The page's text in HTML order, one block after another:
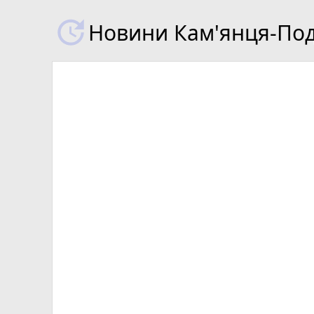
Новини Кам'янця-